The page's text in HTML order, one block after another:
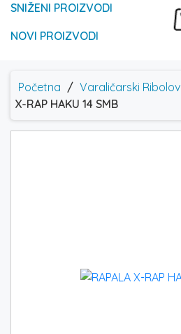
SNIŽENI PROIZVODI
NOVI PROIZVODI
Početna / Varaličarski Ribolov
X-RAP HAKU 14 SMB